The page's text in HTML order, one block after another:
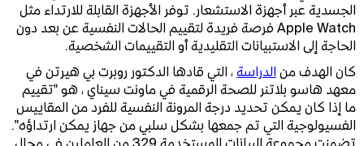
الجسدية عبر أجهزة الاستشعار. توفر الأجهزة القابلة للارتداء مثل
Apple Watch فرصة فريدة لتقييم الحالات النفسية عن بعد دون
الحاجة إلى الاستبيانات التقليدية أو التقييمات الشخصية.
كان الهدف منالدراسة، التي قادها الدكتور روبرت بي هيرتن في
معهد هاسو بلاتنر للصحة الرقمية في ماونت سيناي ، هو "تقييم
ما إذا كان يمكن تحديد درجة المرونة النفسية للفرد من المقاييس
الفسيولوجية التي تم جمعها بشكل سلبي من جهاز يمكن ارتداؤه".
تضمنت مجموعة البيانات المستخدمة 329 من العاملين في مجال